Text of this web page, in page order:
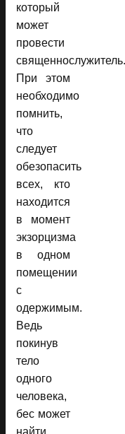
который
может
провести
священнослужитель.
При этом
необходимо
помнить,
что
следует
обезопасить
всех, кто
находится
в момент
экзорцизма
в одном
помещении
с
одержимым.
Ведь
покинув
тело
одного
человека,
бес может
найти